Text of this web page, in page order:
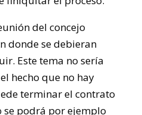
del concejo
donde se debieran
Este tema no sería
hecho que no hay
terminar el contrato
se podrá por ejemplo